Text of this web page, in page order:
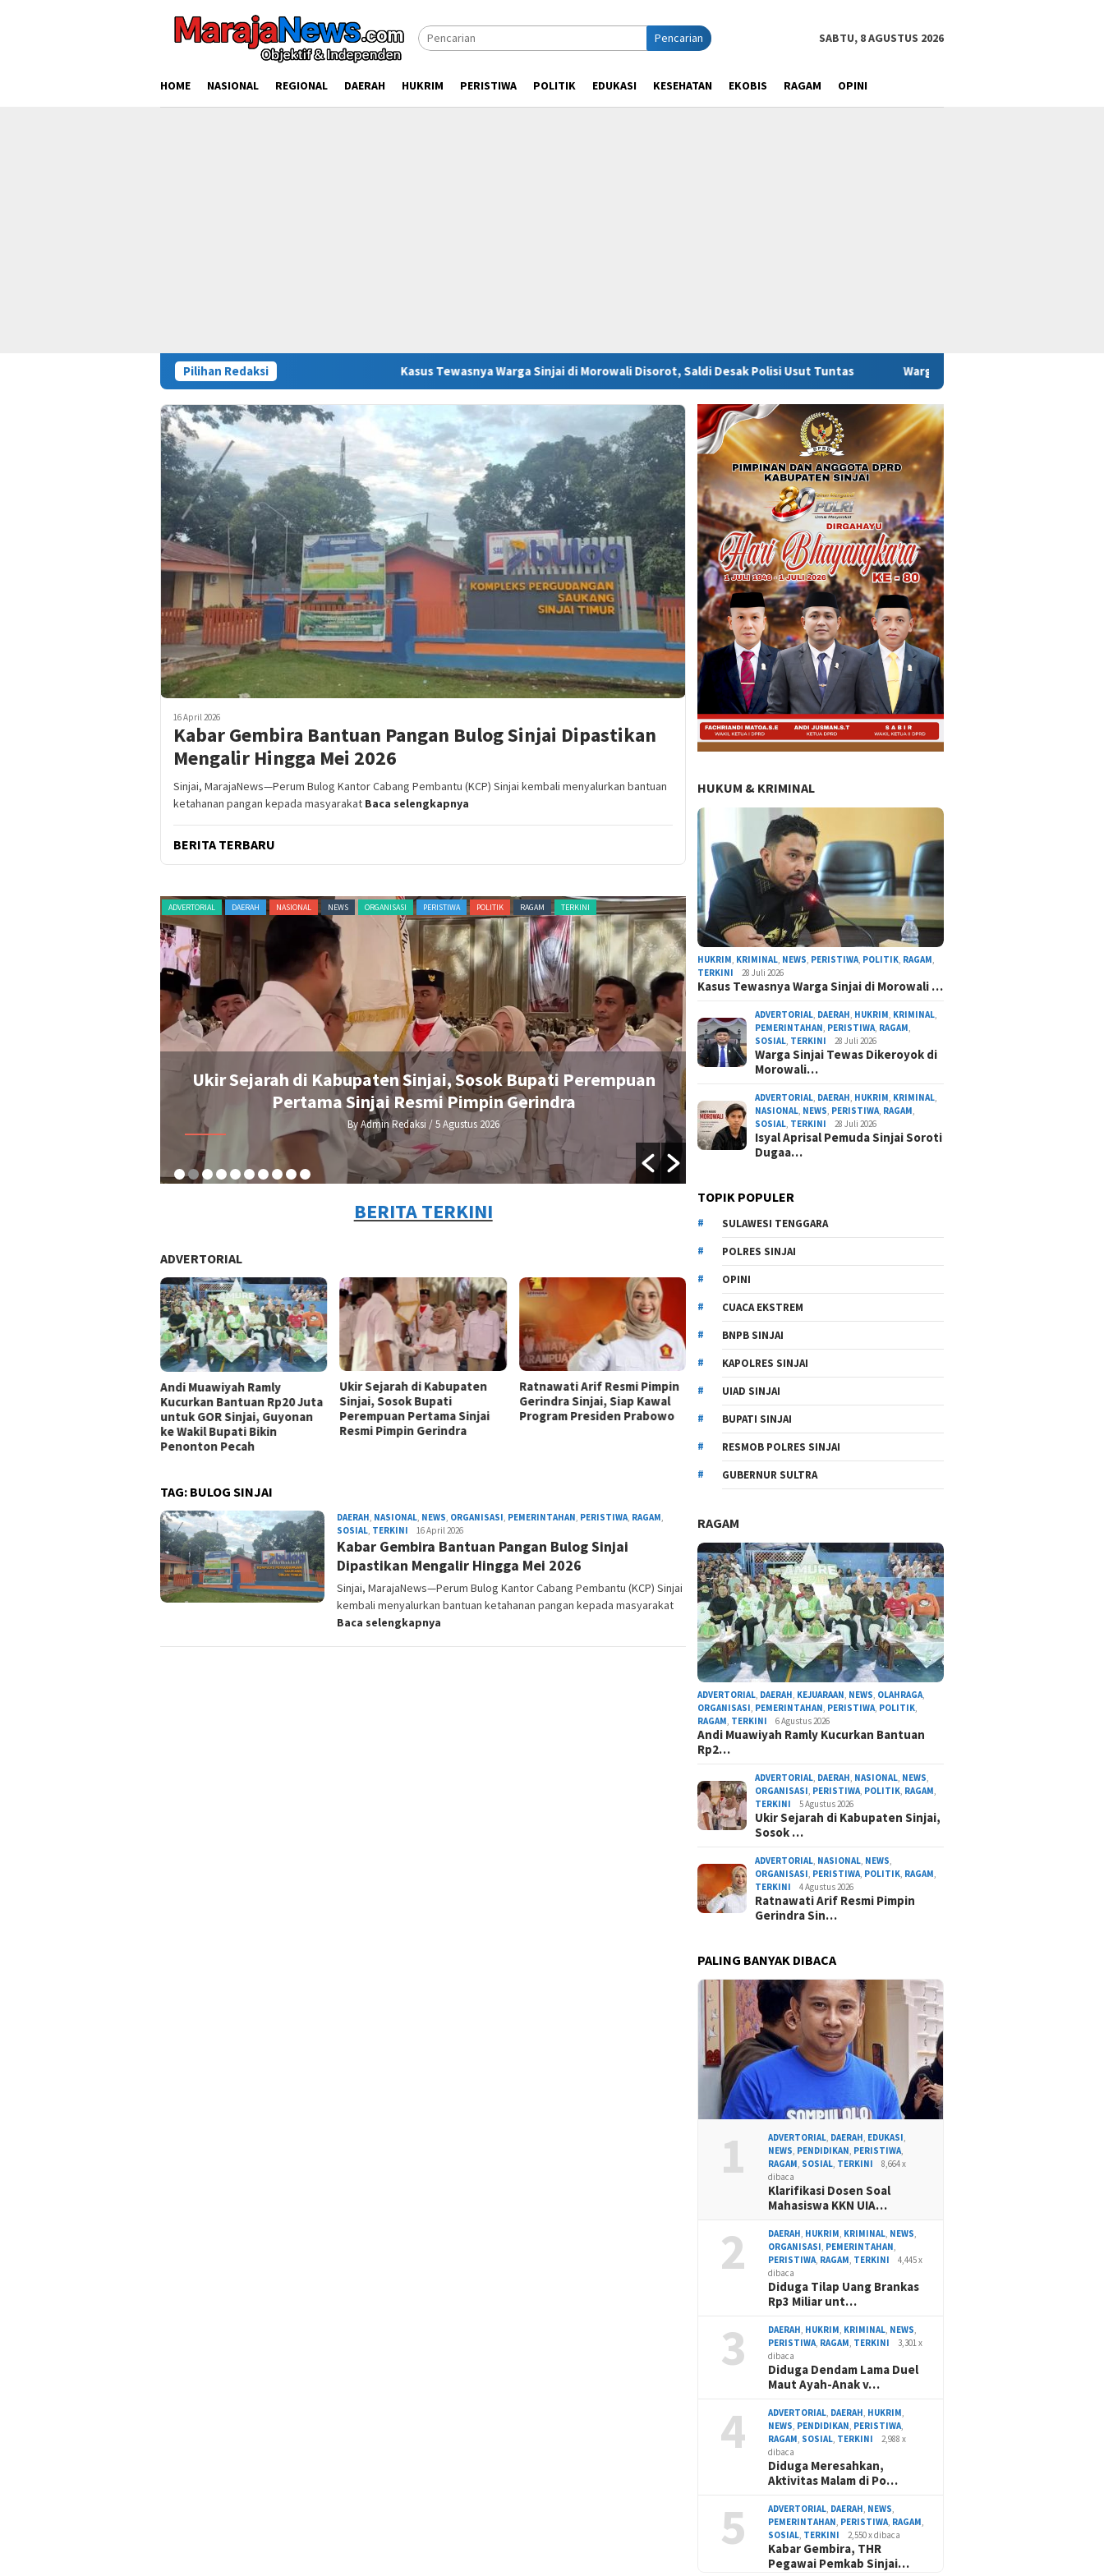
Pencarian SABTU, 8 AGUSTUS 2026
HOME NASIONAL REGIONAL DAERAH HUKRIM PERISTIWA POLITIK EDUKASI KESEHATAN EKOBIS RAGAM OPINI
Pilihan Redaksi Kasus Tewasnya Warga Sinjai di Morowali Disorot, Saldi Desak Polisi Usut Tuntas Warga Sinjai Tewas Dikeroyok di Morowali, Ketua
16 April 2026
Kabar Gembira Bantuan Pangan Bulog Sinjai Dipastikan
Mengalir Hingga Mei 2026
Sinjai, MarajaNews—Perum Bulog Kantor Cabang Pembantu (KCP) Sinjai kembali menyalurkan bantuan
ketahanan pangan kepada masyarakat Baca selengkapnya
BERITA TERBARU
ADVERTORIAL NASIONAL NEWS ORGANISASI PERISTIWA POLITIK RAGAM TERKINI
Ratnawati Arif Resmi Pimpin Gerindra Sinjai, Siap Kawal
Program Presiden Prabowo
By Admin Redaksi/ 4 Agustus 2026
NEWS
DEMA UIAD Serahkan Petisi Kenaikan Dana
Ormawa, Wakil Rektor III Siap Bawa ke
BERITA TERKINI
ADVERTORIAL
Andi Muawiyah Ramly
Kucurkan Bantuan Rp20 Juta
untuk GOR Sinjai, Guyonan
ke Wakil Bupati Bikin
Penonton Pecah
Ukir Sejarah di Kabupaten
Sinjai, Sosok Bupati
Perempuan Pertama Sinjai
Resmi Pimpin Gerindra
Ratnawati Arif Resmi Pimpin
Gerindra Sinjai, Siap Kawal
Program Presiden Prabowo
TAG: BULOG SINJAI
DAERAH, NASIONAL, NEWS, ORGANISASI, PEMERINTAHAN, PERISTIWA, RAGAM,
SOSIAL, TERKINI Admin
Redaksi
16 April 2026
Kabar Gembira Bantuan Pangan Bulog Sinjai
Dipastikan Mengalir Hingga Mei 2026
Sinjai, MarajaNews—Perum Bulog Kantor Cabang Pembantu (KCP) Sinjai
kembali menyalurkan bantuan ketahanan pangan kepada masyarakat
Baca selengkapnya
HUKUM & KRIMINAL
HUKRIM, KRIMINAL, NEWS, PERISTIWA, POLITIK, RAGAM,
TERKINI
28 Juli 2026
Kasus Tewasnya Warga Sinjai di Morowali …
ADVERTORIAL, DAERAH, HUKRIM, KRIMINAL,
PEMERINTAHAN, PERISTIWA, RAGAM,
SOSIAL, TERKINI 28 Juli 2026
Warga Sinjai Tewas Dikeroyok di
Morowali…
ADVERTORIAL, DAERAH, HUKRIM, KRIMINAL,
NASIONAL, NEWS, PERISTIWA, RAGAM,
SOSIAL, TERKINI 28 Juli 2026
Isyal Aprisal Pemuda Sinjai Soroti
Dugaa…
TOPIK POPULER
SULAWESI TENGGARA
POLRES SINJAI
OPINI
CUACA EKSTREM
BNPB SINJAI
KAPOLRES SINJAI
UIAD SINJAI
BUPATI SINJAI
RESMOB POLRES SINJAI
GUBERNUR SULTRA
RAGAM
ADVERTORIAL DAERAH KEJUARAAN NEWS OLAHRAGA
ORGANISASI PEMERINTAHAN PERISTIWA POLITIK
RAGAM TERKINI 6 Agustus 2026
Andi Muawiyah Ramly Kucurkan Bantuan
Rp2…
ADVERTORIAL DAERAH NASIONAL NEWS
ORGANISASI PERISTIWA POLITIK RAGAM
TERKINI
5 Agustus 2026
Ukir Sejarah di Kabupaten Sinjai,
Sosok …
ADVERTORIAL NASIONAL NEWS
ORGANISASI PERISTIWA POLITIK RAGAM
TERKINI
4 Agustus 2026
Ratnawati Arif Resmi Pimpin
Gerindra Sin…
PALING BANYAK DIBACA
1 ADVERTORIAL DAERAH EDUKASI
NEWS PENDIDIKAN PERISTIWA
RAGAM SOSIAL TERKINI
8,664 x
dibaca
Klarifikasi Dosen Soal
Mahasiswa KKN UIA…
2 DAERAH HUKRIM KRIMINAL NEWS
ORGANISASI PEMERINTAHAN
PERISTIWA RAGAM TERKINI
4,445 x
dibaca
Diduga Tilap Uang Brankas
Rp3 Miliar unt…
3 DAERAH HUKRIM KRIMINAL NEWS
PERISTIWA RAGAM TERKINI
3,301 x
dibaca
Diduga Dendam Lama Duel
Maut Ayah-Anak v…
4 ADVERTORIAL DAERAH HUKRIM
NEWS PENDIDIKAN PERISTIWA
RAGAM SOSIAL TERKINI
2,988 x
dibaca
Diduga Meresahkan,
Aktivitas Malam di Po…
5 ADVERTORIAL DAERAH NEWS
PEMERINTAHAN PERISTIWA RAGAM
SOSIAL TERKINI 2,550 x dibaca
Kabar Gembira, THR
Pegawai Pemkab Sinjai…